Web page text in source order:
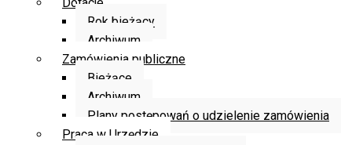
Rok bieżący
Archiwum
Zamówienia publiczne
Bieżące
Archiwum
Plany postępowań o udzielenie zamówienia
Praca w Urzędzie